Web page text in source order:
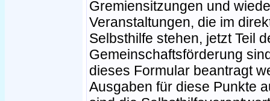
Gremiensitzungen und
Veranstaltungen, die im
Selbsthilfe stehen, jetzt Teil
Gemeinschaftsförderung
dieses Formular beantragt
Ausgaben für diese Punkte